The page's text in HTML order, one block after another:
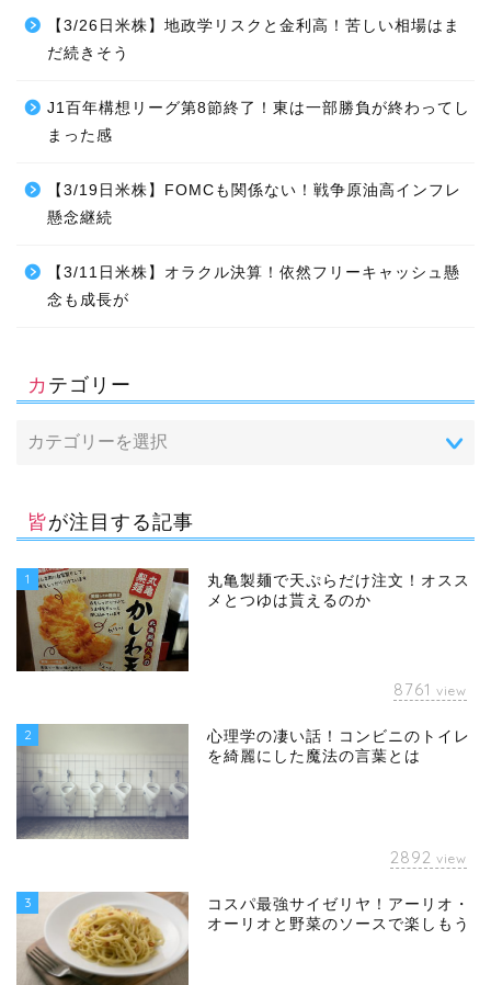
【3/26日米株】地政学リスクと金利高！苦しい相場はま
だ続きそう
J1百年構想リーグ第8節終了！東は一部勝負が終わってし
まった感
【3/19日米株】FOMCも関係ない！戦争原油高インフレ
懸念継続
【3/11日米株】オラクル決算！依然フリーキャッシュ懸
念も成長が
カテゴリー
皆が注目する記事
1
丸亀製麺で天ぷらだけ注文！オスス
メとつゆは貰えるのか
8761 view
2
心理学の凄い話！コンビニのトイレ
を綺麗にした魔法の言葉とは
2892 view
3
コスパ最強サイゼリヤ！アーリオ・
オーリオと野菜のソースで楽しもう